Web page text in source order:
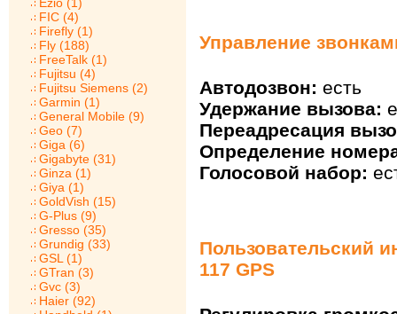
FIC (4)
Firefly (1)
Fly (188)
FreeTalk (1)
Fujitsu (4)
Fujitsu Siemens (2)
Garmin (1)
General Mobile (9)
Geo (7)
Giga (6)
Gigabyte (31)
Ginza (1)
Giya (1)
GoldVish (15)
G-Plus (9)
Gresso (35)
Grundig (33)
GSL (1)
GTran (3)
Gvc (3)
Haier (92)
Управление
Автодозвон: есть
Удержание вызова:
Переадресация
Определение
Голосовой набор:
Пользовательский
117 GPS